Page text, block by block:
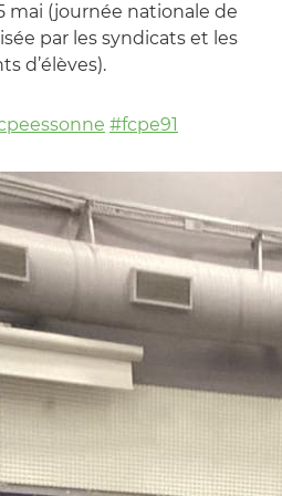
mai (journée nationale de
par les syndicats et les
d’élèves).
#fcpe91